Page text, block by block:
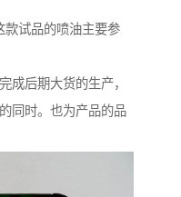
试品的喷油主要参
后期大货的生产，
同时。也为产品的品